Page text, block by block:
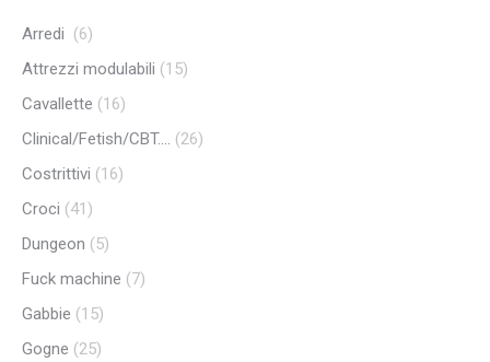
Arredi (6)
Attrezzi modulabili (15)
Cavallette (16)
Clinical/Fetish/CBT.... (26)
Costrittivi (16)
Croci (41)
Dungeon (5)
Fuck machine (7)
Gabbie (15)
Gogne (25)